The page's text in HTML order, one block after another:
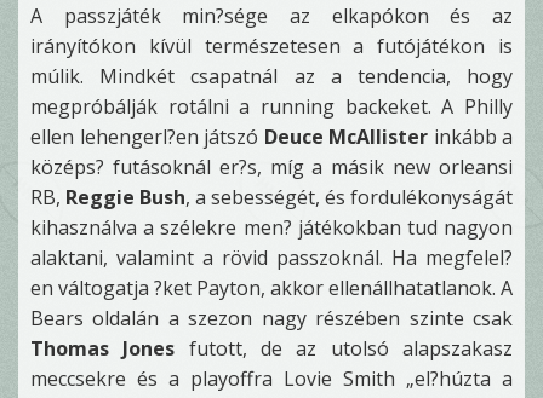
A passzjáték min?sége az elkapókon és az
irányítókon kívül természetesen a futójátékon is
múlik. Mindkét csapatnál az a tendencia, hogy
megpróbálják rotálni a running backeket. A Philly
ellen lehengerl?en játszó Deuce McAllister inkább a
középs? futásoknál er?s, míg a másik new orleansi
RB, Reggie Bush, a sebességét, és fordulékonyságát
kihasználva a szélekre men? játékokban tud nagyon
alaktani, valamint a rövid passzoknál. Ha megfelel?
en váltogatja ?ket Payton, akkor ellenállhatatlanok. A
Bears oldalán a szezon nagy részében szinte csak
Thomas Jones futott, de az utolsó alapszakasz
meccsekre és a playoffra Lovie Smith „el?húzta a